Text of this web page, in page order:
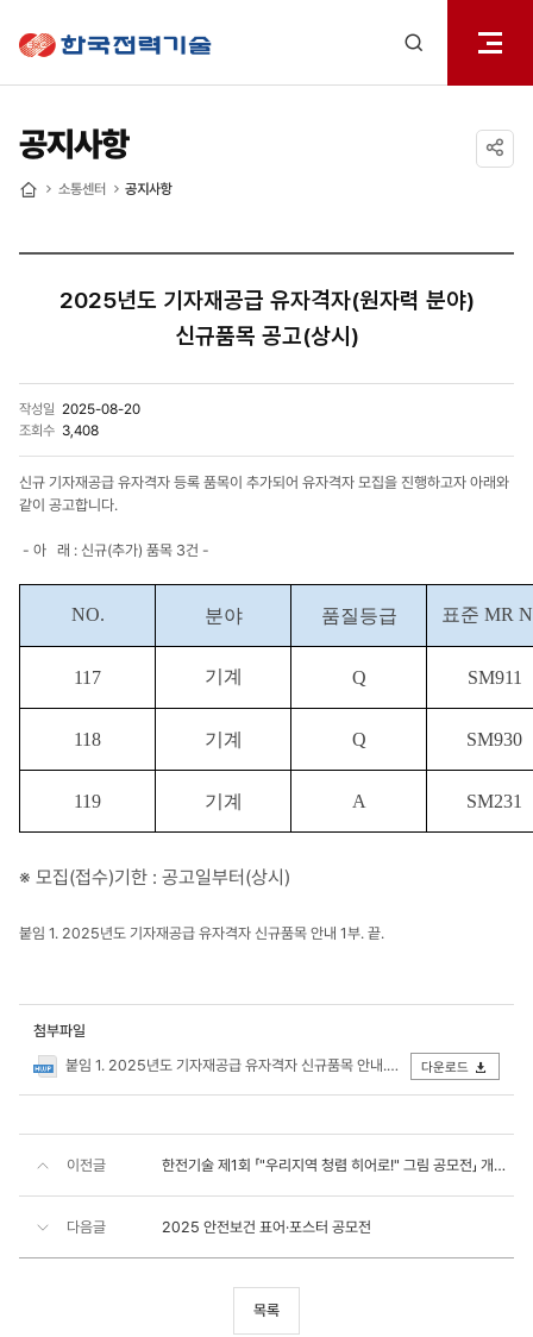
열기
공지사항
소통센터 공지사항
2025년도 기자재공급 유자격자(원자력 분야)
신규품목 공고(상시)
작성일 2025-08-20
조회수 3,408
신규 기자재공급 유자격자 등록 품목이 추가되어 유자격자 모집을 진행하고자 아래와
같이 공고합니다.
- 아 래 : 신규(추가) 품목 3건 -
NO. 분야 품질등급 표준 MR
117 기계 Q SM911
118 기 계 Q SM930
119 기 계 A SM231
※ 모집(접수)기한 : 공고일부터(상시)
붙임 1. 2025년도 기자재공급 유자격자 신규품목 안내 1부. 끝.
첨부파일
붙임 1. 2025년도 기자재공급 유자격자 신규품목 안내.hwp
다운로드
이전글 한전기술 제1회 「"우리지역 청렴 히어로!" 그림 공모전」 개최 안내
다음글 2025 안전보건 표어·포스터 공모전
목록